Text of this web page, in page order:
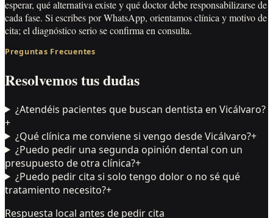
esperar, qué alternativa existe y qué doctor debe responsabilizarse de
cada fase. Si escribes por WhatsApp, orientamos clínica y motivo de
cita; el diagnóstico serio se confirma en consulta.
Preguntas Frecuentes
Resolvemos tus dudas
¿Atendéis pacientes que buscan dentista en Vicálvaro?
+
¿Qué clínica me conviene si vengo desde Vicálvaro?+
¿Puedo pedir una segunda opinión dental con un
presupuesto de otra clínica?+
¿Puedo pedir cita si solo tengo dolor o no sé qué
tratamiento necesito?+
Respuesta local antes de pedir cita